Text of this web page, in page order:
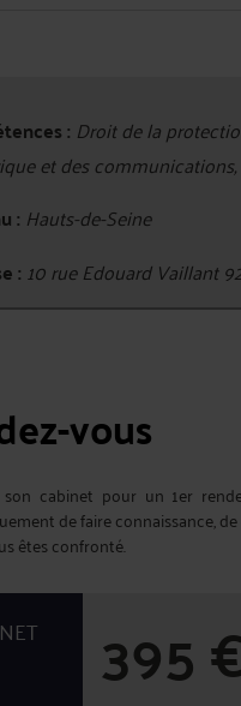
: Droit de la
et des
: Hauts-de-Seine
: 10 rue Edouard Vaillant
vous
cabinet pour un 1er
de faire connaissance,
êtes confronté.
395